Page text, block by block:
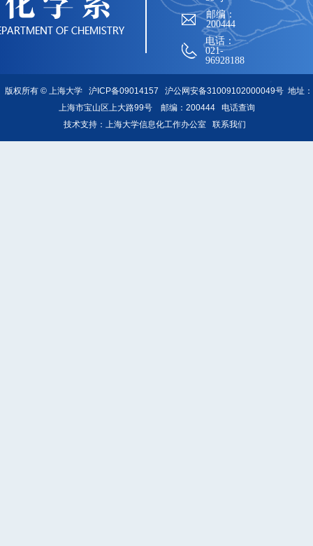
邮编：
200444
电话：
021-
96928188
版权所有 ©上海大学 沪ICP备09014157 沪公网安备31009102000049号地址：
上海市宝山区上大路99号 邮编：200444 电话查询
技术支持：
上海大学信息化工作办公室 联系我们